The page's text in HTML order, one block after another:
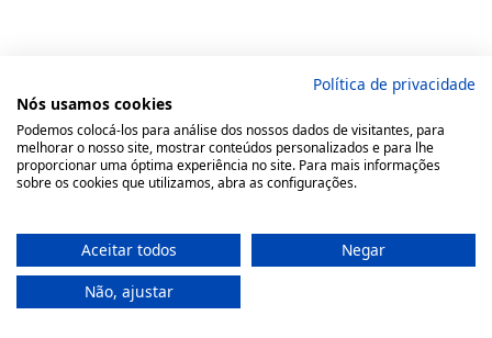
Política de privacidade
Nós usamos cookies
Podemos colocá-los para análise dos nossos dados de visitantes, para
melhorar o nosso site, mostrar conteúdos personalizados e para lhe
proporcionar uma óptima experiência no site. Para mais informações
sobre os cookies que utilizamos, abra as configurações.
Aceitar todos
Negar
Não, ajustar